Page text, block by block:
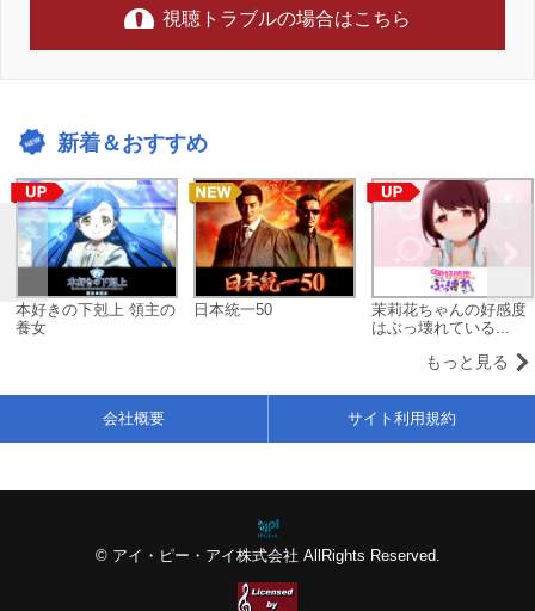
視聴トラブルの場合はこちら
新着＆おすすめ
本好きの下剋上 領主の
養女
日本統一50
茉莉花ちゃんの好感度
はぶっ壊れている...
もっと見る
© アイ・ピー・アイ株式会社 AllRights Reserved.
会社概要 サイト利用規約